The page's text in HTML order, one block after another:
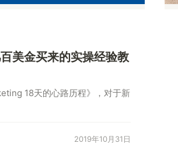
美金买来的实操经验教
18天的心路历程》，对于新
2019年10月31日